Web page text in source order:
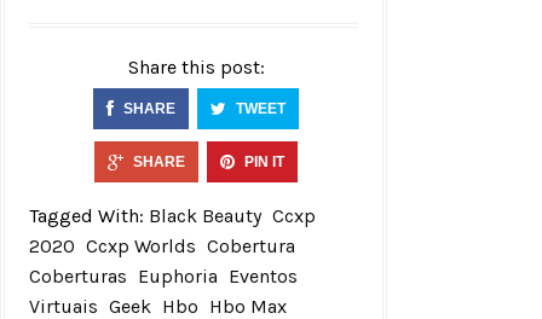
Share this post:
SHARE TWEET
SHARE PIN IT
Tagged With: Black Beauty Ccxp
2020 Ccxp Worlds Cobertura
Coberturas Euphoria Eventos
Virtuais Geek Hbo Hbo Max